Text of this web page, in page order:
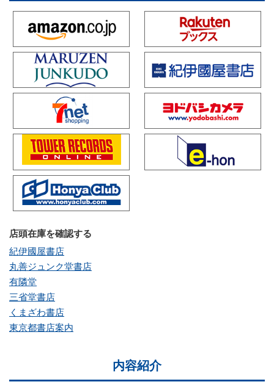
店頭在庫を確認する
紀伊國屋書店
丸善ジュンク堂書店
有隣堂
三省堂書店
くまざわ書店
東京都書店案内
内容紹介